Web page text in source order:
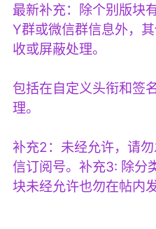
最新补充：除个别版块
Y群或微信群信息外，
收或屏蔽处理。
包括在自定义头衔和签
理。
补充2：未经允许，请
信订阅号。补充3: 除分
块未经允许也勿在帖内